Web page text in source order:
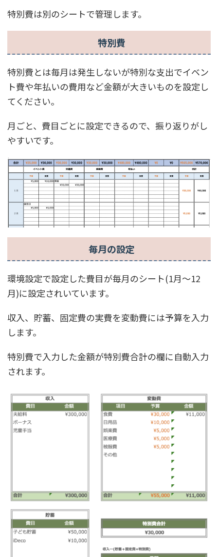
特別費は別のシートで管理します。
特別費
特別費とは毎月は発生しないが特別な支出でイベン
ト費や年払いの費用など金額が大きいものを設定し
てください。
月ごと、費目ごとに設定できるので、振り返りがし
やすいです。
毎月の設定
環境設定で設定した費目が毎月のシート(1月〜12
月)に設定されいています。
収入、貯蓄、固定費の実費を変動費には予算を入力
します。
特別費で入力した金額が特別費合計の欄に自動入力
されます。